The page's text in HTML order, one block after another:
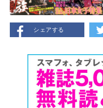
シェアする